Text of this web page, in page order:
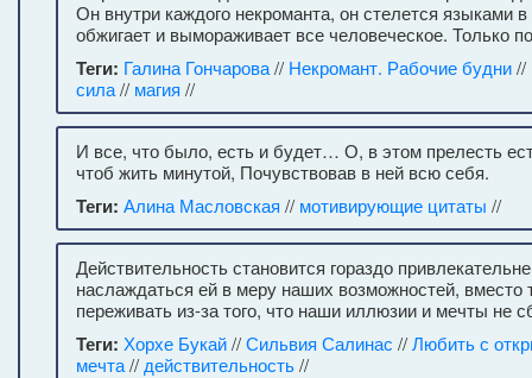
Он внутри каждого некроманта, он стелется языками
обжигает и вымораживает все человеческое. Только
Теги: Галина Гончарова// Некромант. Рабочие будни//
сила// магия //
И все, что было, есть и будет… О, в этом прелесть
чтоб жить минутой, Почувствовав в ней всю себя.
Теги: Алина Масловская // мотивирующие цитаты //
Действительность становится гораздо
наслаждаться ей в меру наших возможностей, вместо
переживать из-за того, что наши иллюзии и мечты не
Теги: Хорхе Букай//Сильвия Салинас //Любить с
мечта// действительность//